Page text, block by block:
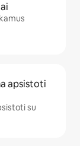
apsistoti
su